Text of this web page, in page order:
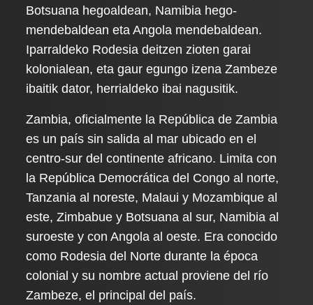
Botsuana hegoaldean, Namibia hego-
mendebaldean eta Angola mendebaldean.
Iparraldeko Rodesia deitzen zioten garai
kolonialean, eta gaur egungo izena Zambeze
ibaitik dator, herrialdeko ibai nagusitik.
Zambia, oficialmente la República de Zambia
es un país sin salida al mar ubicado en el
centro-sur del continente africano. Limita con
la República Democrática del Congo al norte,
Tanzania al noreste, Malaui y Mozambique al
este, Zimbabue y Botsuana al sur, Namibia al
suroeste y con Angola al oeste. Era conocido
como Rodesia del Norte durante la época
colonial y su nombre actual proviene del río
Zambeze, el principal del país.